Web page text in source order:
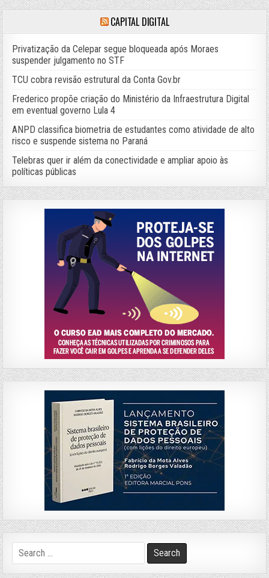
CAPITAL DIGITAL
Privatização da Celepar segue bloqueada após Moraes
suspender julgamento no STF
TCU cobra revisão estrutural da Conta Gov.br
Frederico propõe criação do Ministério da Infraestrutura Digital
em eventual governo Lula 4
ANPD classifica biometria de estudantes como atividade de alto
risco e suspende sistema no Paraná
Telebras quer ir além da conectividade e ampliar apoio às
políticas públicas
Search
for: